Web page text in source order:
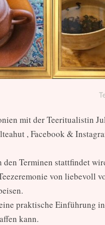
mit der Teeritualistin
, Facebook &
den Terminen stattfindet
von liebevoll
praktische Einführung
kann.